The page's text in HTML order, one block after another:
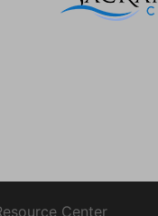
Center